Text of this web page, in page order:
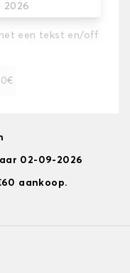
2026
een tekst en/off
02-09-2026
aankoop.